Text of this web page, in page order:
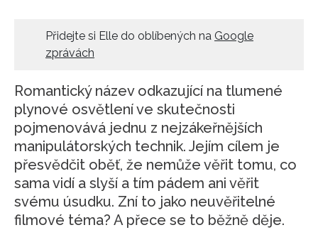
Přidejte si Elle do oblíbených na Google
zprávách
Romantický název odkazující na tlumené
plynové osvětlení ve skutečnosti
pojmenovává jednu z nejzákeřnějších
manipulátorských technik. Jejím cílem je
přesvědčit oběť, že nemůže věřit tomu, co
sama vidí a slyší a tím pádem ani věřit
svému úsudku. Zní to jako neuvěřitelné
filmové téma? A přece se to běžně děje.